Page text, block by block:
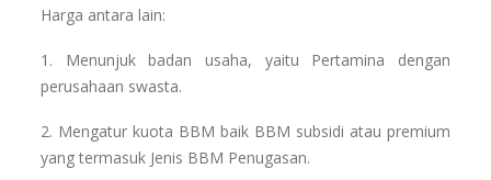
Harga antara lain:
1. Menunjuk badan usaha, yaitu Pertamina dengan
perusahaan swasta.
2. Mengatur kuota BBM baik BBM subsidi atau premium
yang termasuk Jenis BBM Penugasan.